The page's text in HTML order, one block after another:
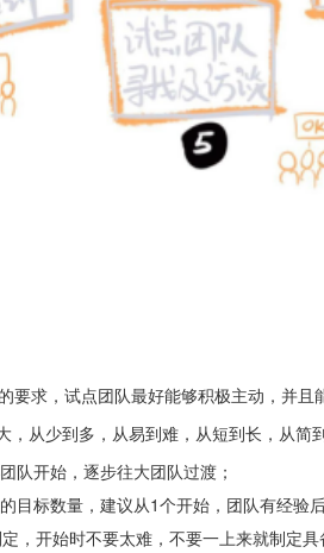
要求，试点团队最好能够积极主动，并且
从少到多，从易到难，从短到长，从简
队开始，逐步往大团队过渡；
目标数量，建议从1个开始，团队有经验
，开始时不要太难，不要一上来就制定